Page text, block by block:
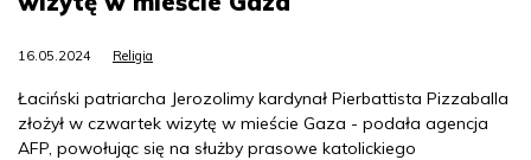
16.05.2024 Religia
Łaciński patriarcha Jerozolimy kardynał Pierbattista Pizzaballa
złożył w czwartek wizytę w mieście Gaza - podała agencja
AFP, powołując się na służby prasowe katolickiego